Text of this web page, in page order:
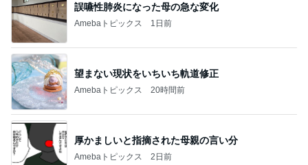
誤嚥性肺炎になった母の急な変化
Amebaトピックス 1日前
望まない現状をいちいち軌道修正
Amebaトピックス 20時間前
厚かましいと指摘された母親の言い分
Amebaトピックス 2日前